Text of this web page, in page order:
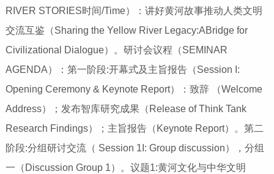
RIVER STORIES时间/Time）：讲好黄河故事推动人类文明
交流互鉴（Sharing the Yellow River Legacy:ABridge for
Civilizational Dialogue）。研讨会议程（SEMINAR
AGENDA）：第一阶段:开幕式及主旨报告（Session I:
Opening Ceremony & Keynote Report）：致辞 （Welcome
Address）；发布智库研究成果（Release of Think Tank
Research Findings）；主旨报告（Keynote Report）。第二
阶段:分组研讨交流（ Session 1I: Group discussion），分组
一（Discussion Group 1）。议题1:黄河文化与中华文明